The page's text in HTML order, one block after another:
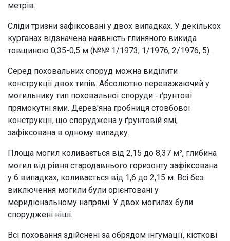
метрів.
Сліди тризни зафіксовані у двох випадках. У декількох
курганах відзначена наявність глиняного викида
товщиною 0,35-0,5 м (№№ 1/1973, 1/1976, 2/1976, 5).
Серед поховальних споруд можна виділити
конструкції двох типів. Абсолютно переважаючий у
могильнику тип поховальної споруди ‑ ґрунтові
прямокутні ями. Дерев'яна гробниця стовбової
конструкції, що споруджена у ґрунтовій ямі,
зафіксована в одному випадку.
Площа могил коливається від 2,15 до 8,37 м², глибина
могил від рівня стародавнього горизонту зафіксована
у 6 випадках, коливається від 1,6 до 2,15 м. Всі без
виключення могили були орієнтовані у
меридіональному напрямі. У двох могилах були
споруджені ніші.
Всі поховання здійснені за обрядом інгумацїї, кісткові